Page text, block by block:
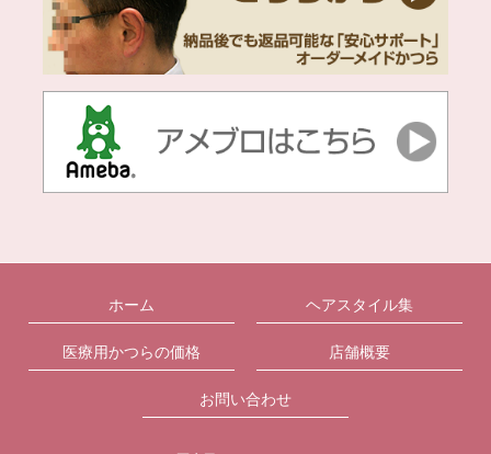
ホーム ヘアスタイル集
医療用かつらの価格 店舗概要
お問い合わせ